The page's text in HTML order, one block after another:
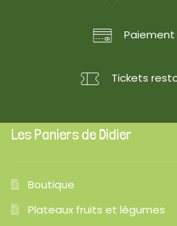
Paiement
Tickets
Les Paniers de Didier
Boutique
Plateaux fruits et légumes